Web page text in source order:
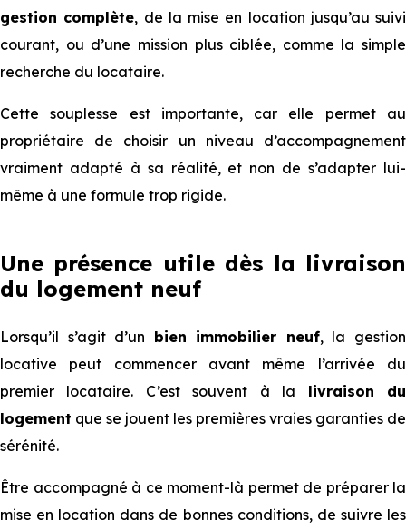
gestion complète, de la mise en location jusqu’au suivi
courant, ou d’une mission plus ciblée, comme la simple
recherche du locataire.
Cette souplesse est importante, car elle permet au
propriétaire de choisir un niveau d’accompagnement
vraiment adapté à sa réalité, et non de s’adapter lui-
même à une formule trop rigide.
Une présence utile dès la livraison
du logement neuf
Lorsqu’il s’agit d’un bien immobilier neuf, la gestion
locative peut commencer avant même l’arrivée du
premier locataire. C’est souvent à la livraison du
logement que se jouent les premières vraies garanties de
sérénité.
Être accompagné à ce moment-là permet de préparer la
mise en location dans de bonnes conditions, de suivre les